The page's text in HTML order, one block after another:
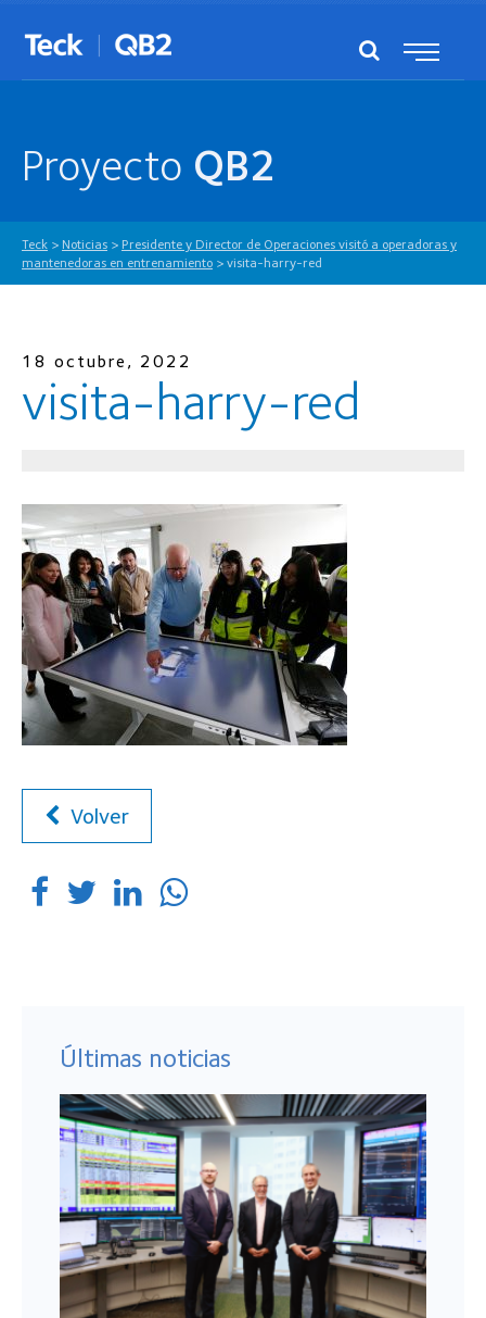
Proyecto QB2
Teck > Noticias > Presidente y Director de Operaciones visitó a operadoras y
mantenedoras en entrenamiento > visita-harry-red
18 octubre, 2022
visita-harry-red
Volver
Últimas noticias